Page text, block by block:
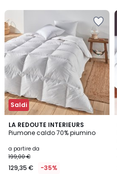
Saldi
LA REDOUTE INTERIEURS
Piumone caldo 70% piumino
a partire da
199,00 €
129,35 € -35%
4,6
/ 5